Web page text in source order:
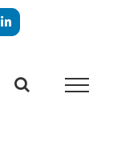
LinkedIn